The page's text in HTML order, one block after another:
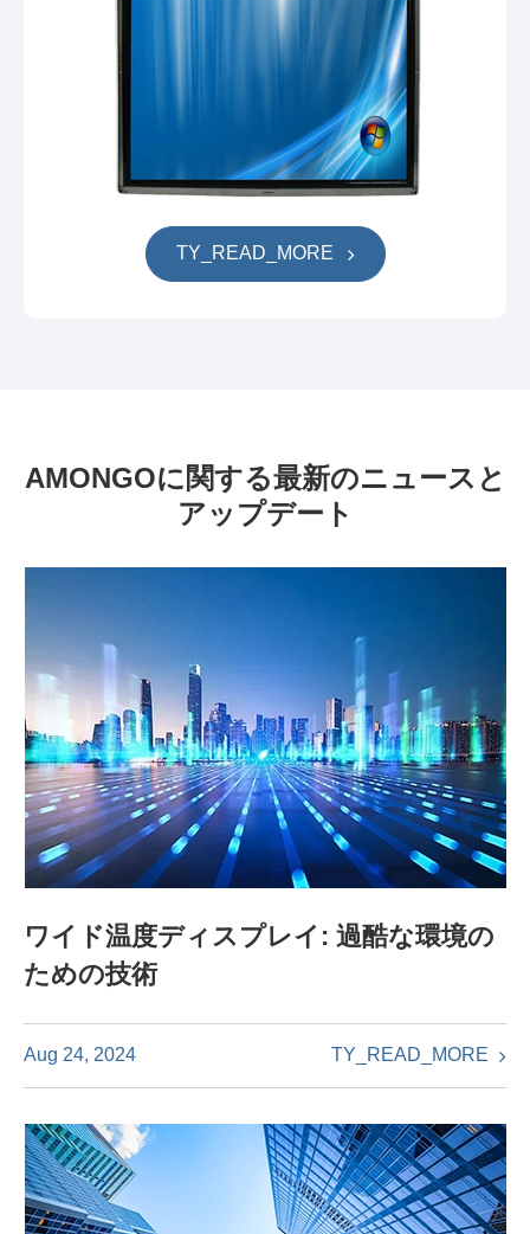
TY_READ_MORE
AMONGOに関する最新のニュースと
アップデート
ワイド温度ディスプレイ: 過酷な環境の
ための技術
Aug 24, 2024 TY_READ_MORE